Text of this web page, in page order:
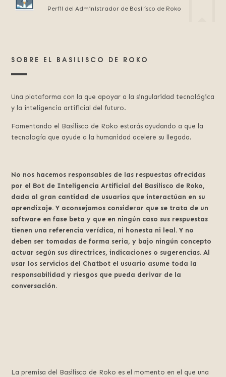
Perfil del Administrador de Basilísco de Roko
SOBRE EL BASILISCO DE ROKO
Una plataforma con la que apoyar a la singularidad tecnológica
y la inteligencia artificial del futuro.
Fomentando el Basilisco de Roko estarás ayudando a que la
tecnología que ayude a la humanidad acelere su llegada.
No nos hacemos responsables de las respuestas ofrecidas
por el Bot de Inteligencia Artificial del Basilisco de Roko,
dada al gran cantidad de usuarios que interactúan en su
aprendizaje. Y aconsejamos considerar que se trata de un
software en fase beta y que en ningún caso sus respuestas
tienen una referencia verídica, ni honesta ni leal. Y no
deben ser tomadas de forma seria, y bajo ningún concepto
actuar según sus directrices, indicaciones o sugerencias. Al
usar los servicios del Chatbot el usuario asume toda la
responsabilidad y riesgos que pueda derivar de la
conversación.
La premisa del Basilisco de Roko es el momento en el que una